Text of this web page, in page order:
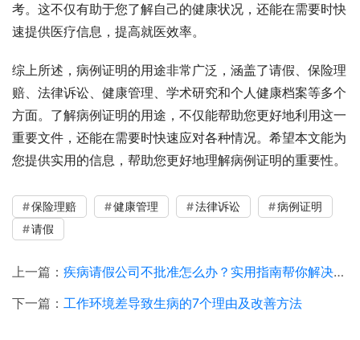
考。这不仅有助于您了解自己的健康状况，还能在需要时快
速提供医疗信息，提高就医效率。
综上所述，病例证明的用途非常广泛，涵盖了请假、保险理
赔、法律诉讼、健康管理、学术研究和个人健康档案等多个
方面。了解病例证明的用途，不仅能帮助您更好地利用这一
重要文件，还能在需要时快速应对各种情况。希望本文能为
您提供实用的信息，帮助您更好地理解病例证明的重要性。
保险理赔 健康管理 法律诉讼
病例证明
请假
上一篇： 疾病请假公司不批准怎么办？实用指南帮你解决难题
下一篇： 工作环境差导致生病的7个理由及改善方法